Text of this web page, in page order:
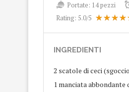
Portate: 14 pezzi
Rating: 5.0/5
INGREDIENTI
2 scatole di ceci
1 manciata abbondante